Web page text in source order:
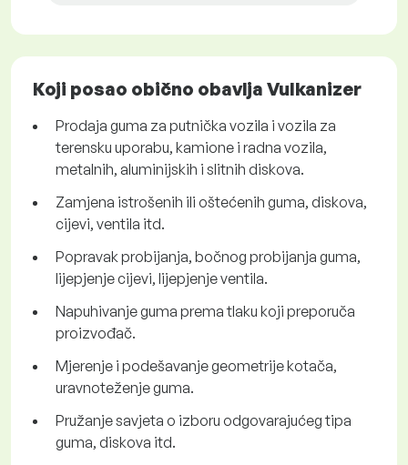
Koji posao obično obavlja Vulkanizer
Prodaja guma za putnička vozila i vozila za
terensku uporabu, kamione i radna vozila,
metalnih, aluminijskih i slitnih diskova.
Zamjena istrošenih ili oštećenih guma, diskova,
cijevi, ventila itd.
Popravak probijanja, bočnog probijanja guma,
lijepjenje cijevi, lijepjenje ventila.
Napuhivanje guma prema tlaku koji preporuča
proizvođač.
Mjerenje i podešavanje geometrije kotača,
uravnoteženje guma.
Pružanje savjeta o izboru odgovarajućeg tipa
guma, diskova itd.